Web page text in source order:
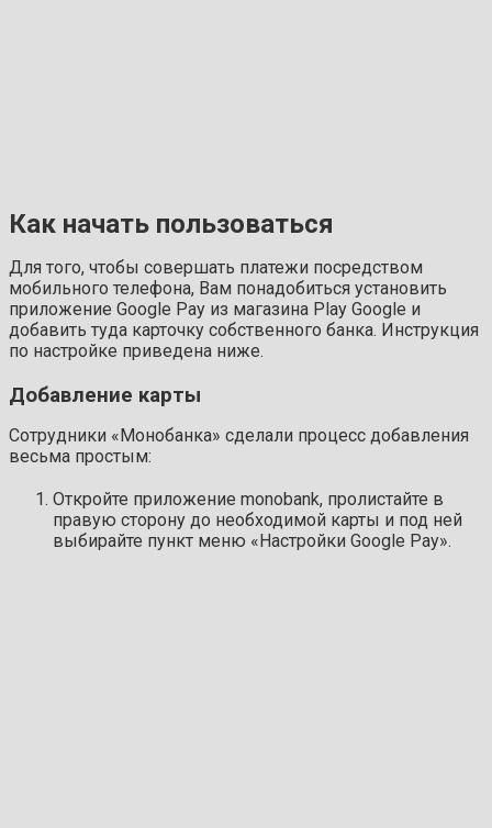
Как начать пользоваться
Для того, чтобы совершать платежи посредством
мобильного телефона, Вам понадобиться установить
приложение Google Pay из магазина Play Google и
добавить туда карточку собственного банка. Инструкция
по настройке приведена ниже.
Добавление карты
Сотрудники «Монобанка» сделали процесс добавления
весьма простым:
Откройте приложение monobank, пролистайте в
правую сторону до необходимой карты и под ней
выбирайте пункт меню «Настройки Google Pay».